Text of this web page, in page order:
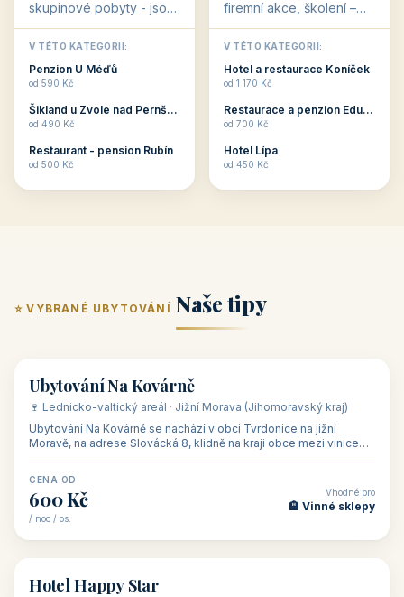
skupinové pobyty - jsou
pro Vás připraveny
objekty, které nabízí
ubytování skupin v
penzionech, hotelích a
Budete překva...
V TÉTO KATEGORII:
Penzion U Méďů
od 590 Kč
Šikland u Zvole nad Pernštejnem
od 490 Kč
Restaurant - pension Rubín
od 500 Kč
firemní akce, školení –
jsou pro Vás připraveny
objekty, které mají
zkušenosti pořádat i
menší firemní akce a
ob...
V TÉTO KATEGORII:
Hotel a restaurace Koníček
od 1 170 Kč
Restaurace a penzion Eduard
od 700 Kč
Hotel Lípa
od 450 Kč
⭐ VYBRANÉ UBYTOVÁNÍ Naše tipy
🏡 penzion
Ubytování Na Kovárně
🍷 Lednicko-valtický areál · Jižní Morava (Jihomoravský kraj)
Ubytování Na Kovárně se nachází v obci Tvrdonice na jižní
Moravě, na adrese Slovácká 8, klidně na kraji obce mezi vinicemi,
CENA OD
600 Kč
/ noc / os.
Vhodné pro
🏨 Vinné sklepy
🏨 hotel
Hotel Happy Star